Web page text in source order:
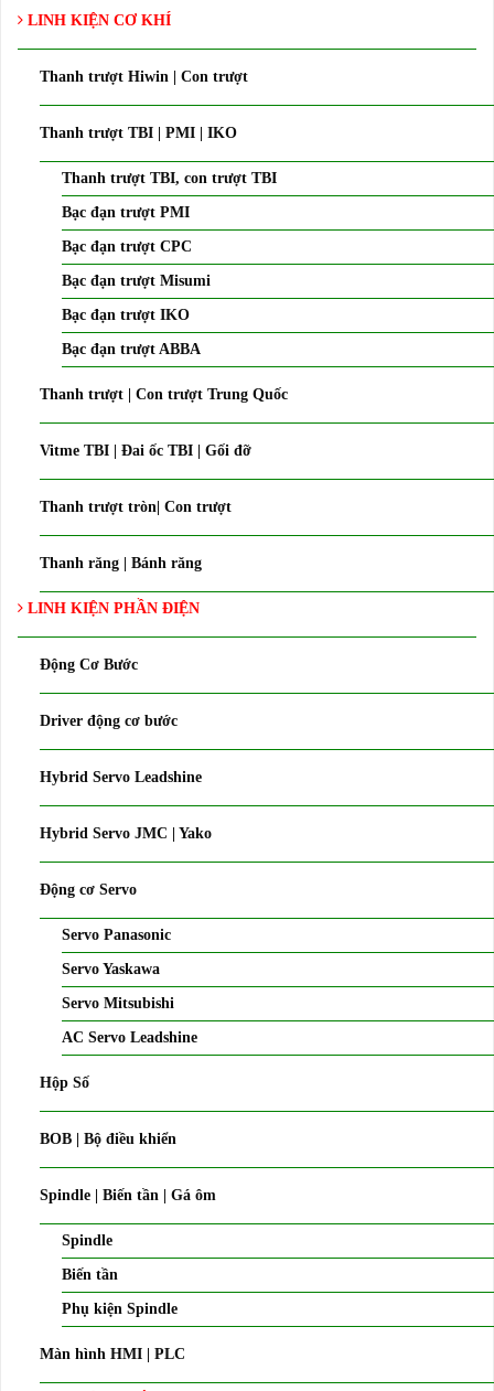
LINH KIỆN CƠ KHÍ
Thanh trượt Hiwin | Con trượt
Thanh trượt TBI | PMI | IKO
Thanh trượt TBI, con trượt TBI
Bạc đạn trượt PMI
Bạc đạn trượt CPC
Bạc đạn trượt Misumi
Bạc đạn trượt IKO
Bạc đạn trượt ABBA
Thanh trượt | Con trượt Trung Quốc
Vitme TBI | Đai ốc TBI | Gối đỡ
Thanh trượt tròn| Con trượt
Thanh răng | Bánh răng
LINH KIỆN PHẦN ĐIỆN
Động Cơ Bước
Driver động cơ bước
Hybrid Servo Leadshine
Hybrid Servo JMC | Yako
Động cơ Servo
Servo Panasonic
Servo Yaskawa
Servo Mitsubishi
AC Servo Leadshine
Hộp Số
BOB | Bộ điều khiển
Spindle | Biến tần | Gá ôm
Spindle
Biến tần
Phụ kiện Spindle
Màn hình HMI | PLC